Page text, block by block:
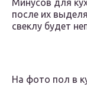
Минусов для
после их
свеклу будет
На фото пол в